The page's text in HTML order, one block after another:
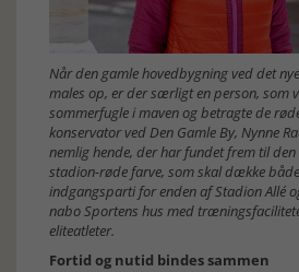
Når den gamle hovedbygning ved det
males op, er der særligt en person, som
sommerfugle i maven og betragte de
konservator ved Den Gamle By, Nynne
nemlig hende, der har fundet frem til
stadion-røde farve, som skal dække
indgangsparti for enden af Stadion Allé
nabo Sportens hus med
eliteatleter.
Fortid og nutid bindes sammen